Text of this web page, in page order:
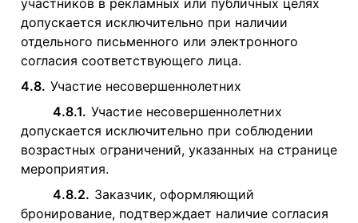
участников в рекламных или публичных целях
допускается исключительно при наличии
отдельного письменного или электронного
согласия соответствующего лица.
4.8. Участие несовершеннолетних
4.8.1. Участие несовершеннолетних
допускается исключительно при соблюдении
возрастных ограничений, указанных на странице
мероприятия.
4.8.2. Заказчик, оформляющий
бронирование, подтверждает наличие согласия